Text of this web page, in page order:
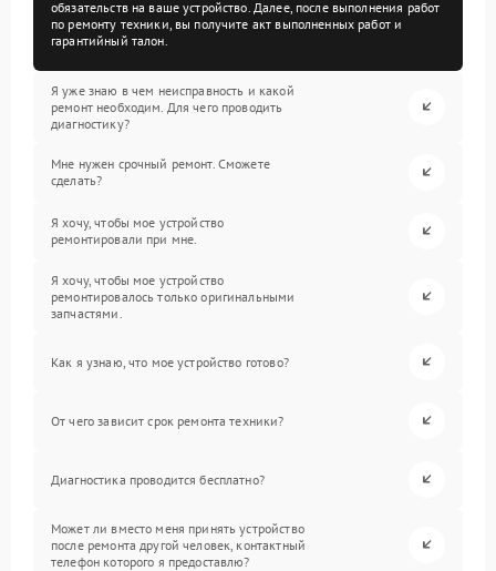
обязательств на ваше устройство. Далее, после выполнения работ
по ремонту техники, вы получите акт выполненных работ и
гарантийный талон.
Я уже знаю в чем неисправность и какой
ремонт необходим. Для чего проводить
диагностику?
Мне нужен срочный ремонт. Сможете
сделать?
Я хочу, чтобы мое устройство
ремонтировали при мне.
Я хочу, чтобы мое устройство
ремонтировалось только оригинальными
запчастями.
Как я узнаю, что мое устройство готово?
От чего зависит срок ремонта техники?
Диагностика проводится бесплатно?
Может ли вместо меня принять устройство
после ремонта другой человек, контактный
телефон которого я предоставлю?